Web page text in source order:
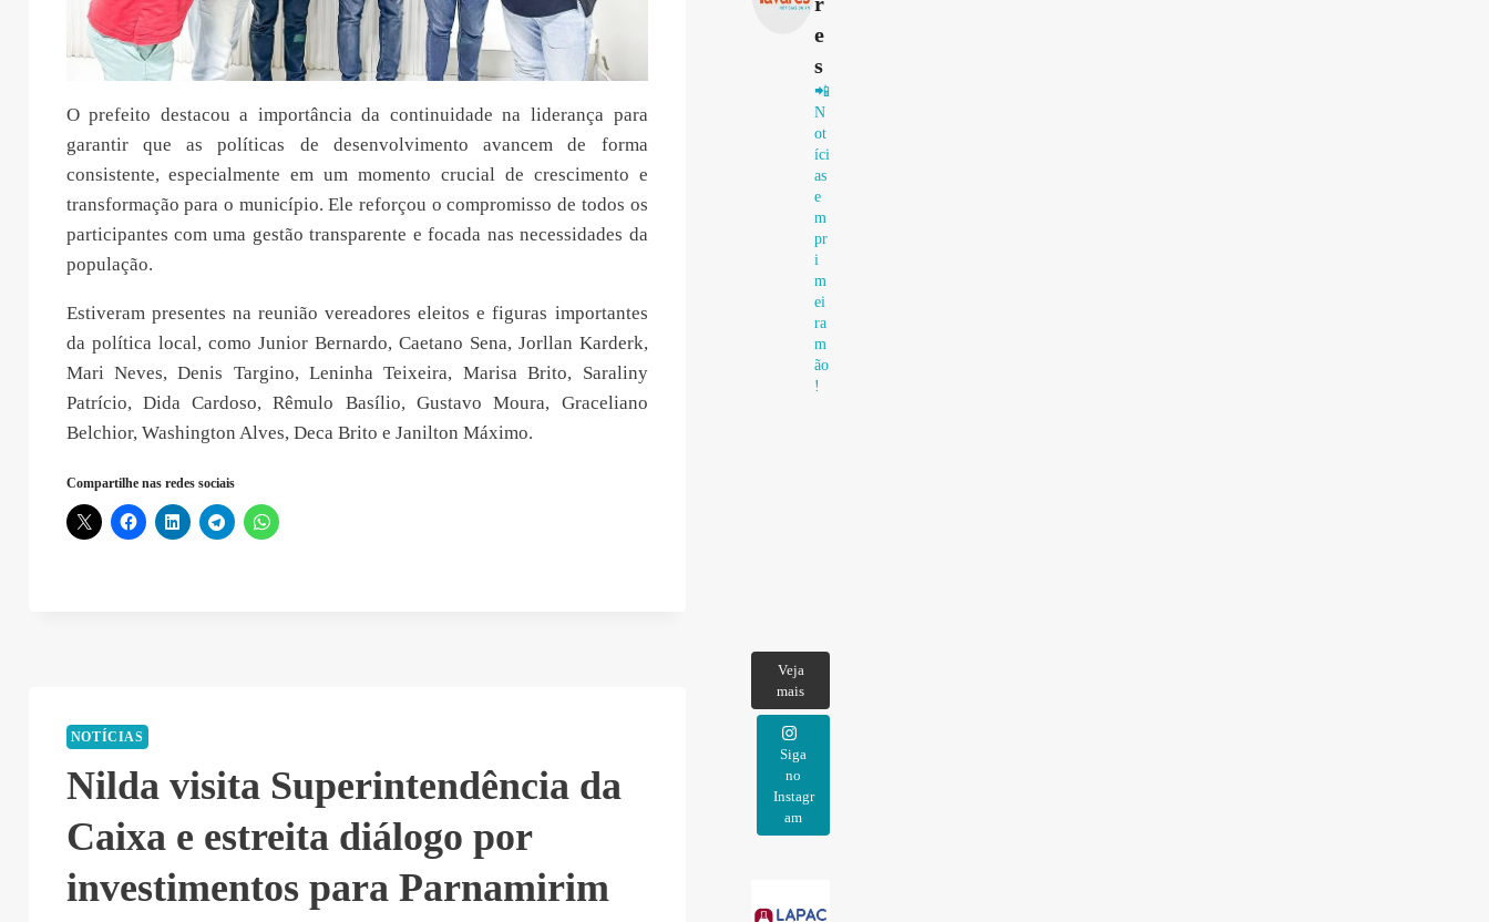
O prefeito destacou a importância da continuidade na liderança para
garantir que as políticas de desenvolvimento avancem de forma
consistente, especialmente em um momento crucial de crescimento e
transformação para o município. Ele reforçou o compromisso de todos os
participantes com uma gestão transparente e focada nas necessidades da
população.
Estiveram presentes na reunião vereadores eleitos e figuras importantes
da política local, como Junior Bernardo, Caetano Sena, Jorllan Karderk,
Mari Neves, Denis Targino, Leninha Teixeira, Marisa Brito, Saraliny
Patrício, Dida Cardoso, Rêmulo Basílio, Gustavo Moura, Graceliano
Belchior, Washington Alves, Deca Brito e Janilton Máximo.
Compartilhe nas redes sociais
NOTÍCIAS
Nilda visita Superintendência da
Caixa e estreita diálogo por
investimentos para Parnamirim
e
s
📲
N
ot
íci
as
e
m
pr
i
m
ei
ra
m
ão
!
Veja
mais
Siga
no
Instagr
am